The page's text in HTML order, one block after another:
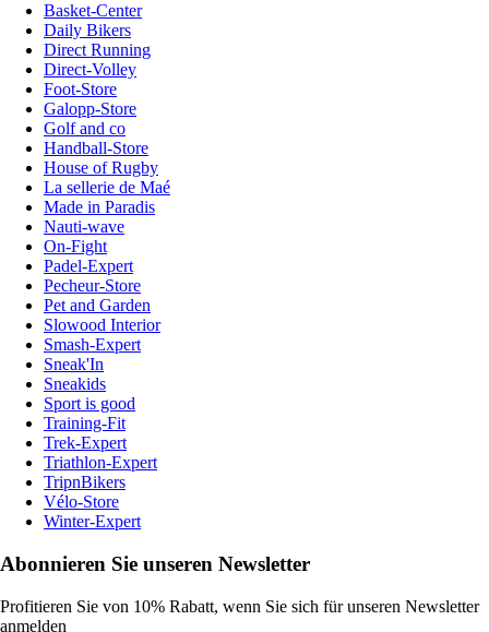
Basket-Center
Daily Bikers
Direct Running
Direct-Volley
Foot-Store
Galopp-Store
Golf and co
Handball-Store
House of Rugby
La sellerie de Maé
Made in Paradis
Nauti-wave
On-Fight
Padel-Expert
Pecheur-Store
Pet and Garden
Slowood Interior
Smash-Expert
Sneak'In
Sneakids
Sport is good
Training-Fit
Trek-Expert
Triathlon-Expert
TripnBikers
Vélo-Store
Winter-Expert
Abonnieren Sie unseren Newsletter
Profitieren Sie von 10% Rabatt, wenn Sie sich für unseren Newsletter
anmelden